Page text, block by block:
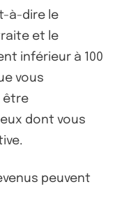
à-dire le
et le
inférieur à 100
vous
être
dont vous
peuvent